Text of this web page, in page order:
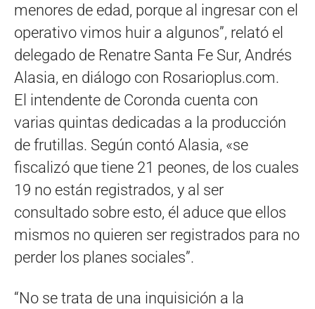
menores de edad, porque al ingresar con el
operativo vimos huir a algunos”, relató el
delegado de Renatre Santa Fe Sur, Andrés
Alasia, en diálogo con Rosarioplus.com.
El intendente de Coronda cuenta con
varias quintas dedicadas a la producción
de frutillas. Según contó Alasia, «se
fiscalizó que tiene 21 peones, de los cuales
19 no están registrados, y al ser
consultado sobre esto, él aduce que ellos
mismos no quieren ser registrados para no
perder los planes sociales”.
“No se trata de una inquisición a la